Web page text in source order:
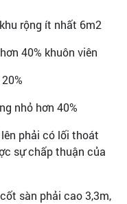
rộng ít nhất 6m2
40% khuôn viên
nhỏ hơn 40%
phải có lối thoát
sự chấp thuận của
sàn phải cao 3,3m,